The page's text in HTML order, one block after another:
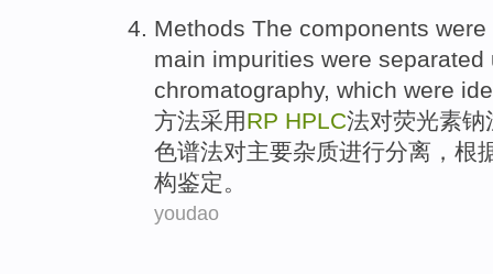
Methods The components were
main impurities were separated
chromatography, which were
方法采用RP HPLC法对荧光素钠
色谱法对主要杂质进行分离 ，根
构鉴定。
youdao